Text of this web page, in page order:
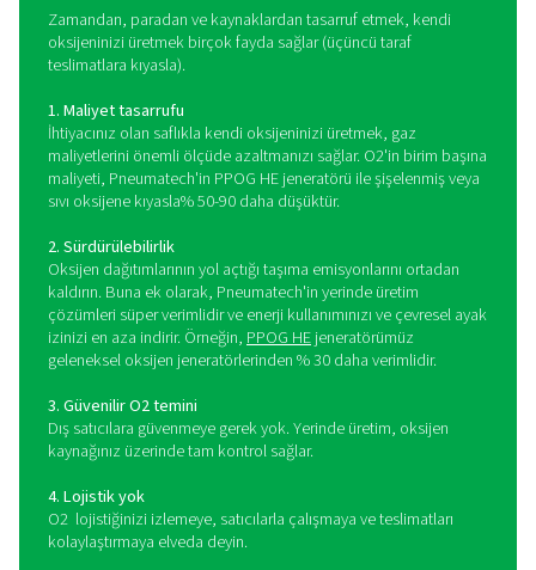
kadar saflık seviyeleri üretir. Aslında, Pneumatech'in
veteriner klinikleri ve diğer tıbbi tesisler de dahil olmak